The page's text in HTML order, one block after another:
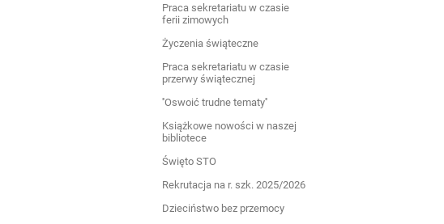
Praca sekretariatu w czasie
ferii zimowych
Życzenia świąteczne
Praca sekretariatu w czasie
przerwy świątecznej
''Oswoić trudne tematy''
Książkowe nowości w naszej
bibliotece
Święto STO
Rekrutacja na r. szk. 2025/2026
Dzieciństwo bez przemocy